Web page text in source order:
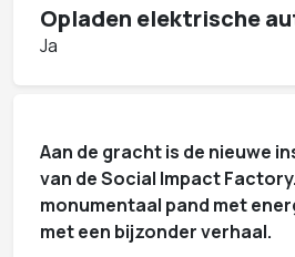
Opladen elektrische
Ja
Aan de gracht is de nieuwe
van de Social Impact
monumentaal pand met
met een bijzonder verhaal.